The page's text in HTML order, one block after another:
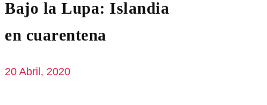
Bajo la Lupa: Islandia
en cuarentena
20 Abril, 2020